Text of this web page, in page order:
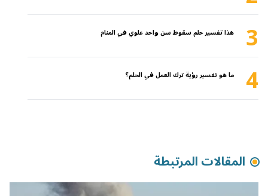
3 هذا تفسير حلم سقوط سن واحد علوي في المنام
4 ما هو تفسير رؤية ترك العمل في الحلم؟
المقالات المرتبطة